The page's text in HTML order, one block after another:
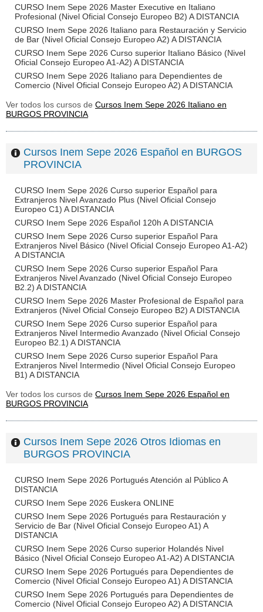
CURSO Inem Sepe 2026 Master Executive en Italiano
Profesional (Nivel Oficial Consejo Europeo B2) A DISTANCIA
CURSO Inem Sepe 2026 Italiano para Restauración y Servicio
de Bar (Nivel Oficial Consejo Europeo A2) A DISTANCIA
CURSO Inem Sepe 2026 Curso superior Italiano Básico (Nivel
Oficial Consejo Europeo A1-A2) A DISTANCIA
CURSO Inem Sepe 2026 Italiano para Dependientes de
Comercio (Nivel Oficial Consejo Europeo A2) A DISTANCIA
Ver todos los cursos de Cursos Inem Sepe 2026 Italiano en
BURGOS PROVINCIA
Cursos Inem Sepe 2026 Español en BURGOS
PROVINCIA
CURSO Inem Sepe 2026 Curso superior Español para
Extranjeros Nivel Avanzado Plus (Nivel Oficial Consejo
Europeo C1) A DISTANCIA
CURSO Inem Sepe 2026 Español 120h A DISTANCIA
CURSO Inem Sepe 2026 Curso superior Español Para
Extranjeros Nivel Básico (Nivel Oficial Consejo Europeo A1-A2)
A DISTANCIA
CURSO Inem Sepe 2026 Curso superior Español Para
Extranjeros Nivel Avanzado (Nivel Oficial Consejo Europeo
B2.2) A DISTANCIA
CURSO Inem Sepe 2026 Master Profesional de Español para
Extranjeros (Nivel Oficial Consejo Europeo B2) A DISTANCIA
CURSO Inem Sepe 2026 Curso superior Español para
Extranjeros Nivel Intermedio Avanzado (Nivel Oficial Consejo
Europeo B2.1) A DISTANCIA
CURSO Inem Sepe 2026 Curso superior Español Para
Extranjeros Nivel Intermedio (Nivel Oficial Consejo Europeo
B1) A DISTANCIA
Ver todos los cursos de Cursos Inem Sepe 2026 Español en
BURGOS PROVINCIA
Cursos Inem Sepe 2026 Otros Idiomas en
BURGOS PROVINCIA
CURSO Inem Sepe 2026 Portugués Atención al Público A
DISTANCIA
CURSO Inem Sepe 2026 Euskera ONLINE
CURSO Inem Sepe 2026 Portugués para Restauración y
Servicio de Bar (Nivel Oficial Consejo Europeo A1) A
DISTANCIA
CURSO Inem Sepe 2026 Curso superior Holandés Nivel
Básico (Nivel Oficial Consejo Europeo A1-A2) A DISTANCIA
CURSO Inem Sepe 2026 Portugués para Dependientes de
Comercio (Nivel Oficial Consejo Europeo A1) A DISTANCIA
CURSO Inem Sepe 2026 Portugués para Dependientes de
Comercio (Nivel Oficial Consejo Europeo A2) A DISTANCIA